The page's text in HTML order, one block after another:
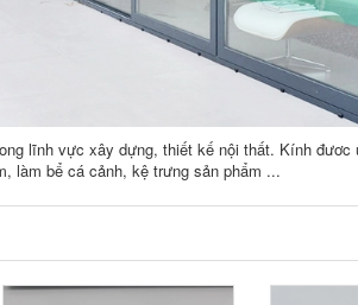
lĩnh vực xây dựng, thiết kế nội thất. Kính
làm bể cá cảnh, kệ trưng sản phẩm ...